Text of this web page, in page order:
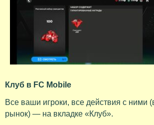
Клуб в FC Mobile
Все ваши игроки, все действия с ними
рынок) — на вкладке «Клуб».